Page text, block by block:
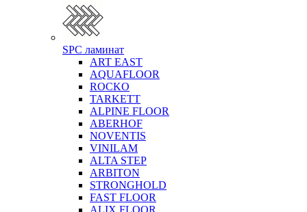
SPC ламинат
ART EAST
AQUAFLOOR
ROCKO
TARKETT
ALPINE FLOOR
ABERHOF
NOVENTIS
VINILAM
ALTA STEP
ARBITON
STRONGHOLD
FAST FLOOR
ALIX FLOOR